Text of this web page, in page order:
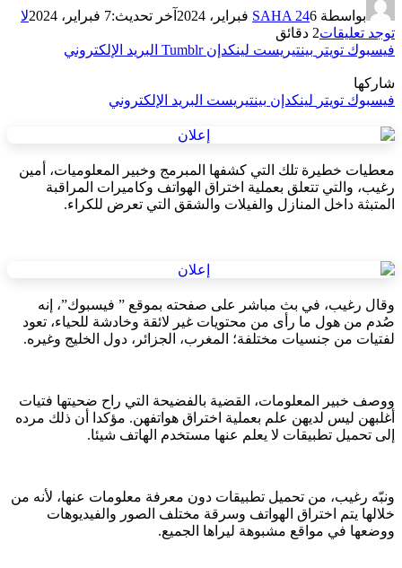
بواسطة SAHA 246 فبراير، 2024 آخر تحديث:7 فبراير، 2024
لا
توجد تعليقات2 دقائق
فيسبوك تويتر بينتيريست لينكدإن Tumblr البريد الإلكتروني
شاركها
فيسبوك تويتر لينكدإن بينتيريست البريد الإلكتروني
معطيات خطيرة تلك التي كشفها المبرمج وخبير المعلوميات، أمين
رغيب، والتي تتعلق بعملية اختراق الهواتف وكاميرات المراقبة
المتبثة داخل المنازل والفيلات والشقق التي تعرض للكراء.
وقال رغيب، في بث مباشر على صفحته بموقع ” فيسبوك”، إنه
صُدم من هول ما رأى من محتويات غير لائقة وخادشة للحياء، تعود
لفتيات من جنسيات مختلفة؛ المغرب، الجزائر، دول الخليج وغيره.
ووصف خبير المعلومات، القضية بالفضيحة التي راح ضحيتها فتيات
أغلبهن ليس لديهن علم بعملية اختراق هواتفهن. مؤكدا أن ذلك مرده
إلى تحميل تطبيقات لا يعلم عنها مستخدم الهاتف شيئا.
ونبّه رغيب، من تحميل تطبيقات دون معرفة معلومات عنها، لأنه من
خلالها يتم اختراق الهواتف وسرقة مختلف الصور والفيديوهات
ووضعها في مواقع مشبوهة ليراها الجميع.